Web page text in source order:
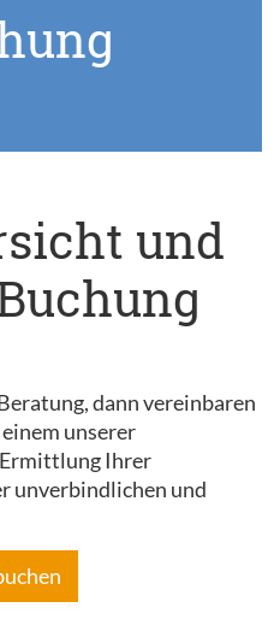
und
dann vereinbaren
unserer
Ihrer
unverbindlichen und